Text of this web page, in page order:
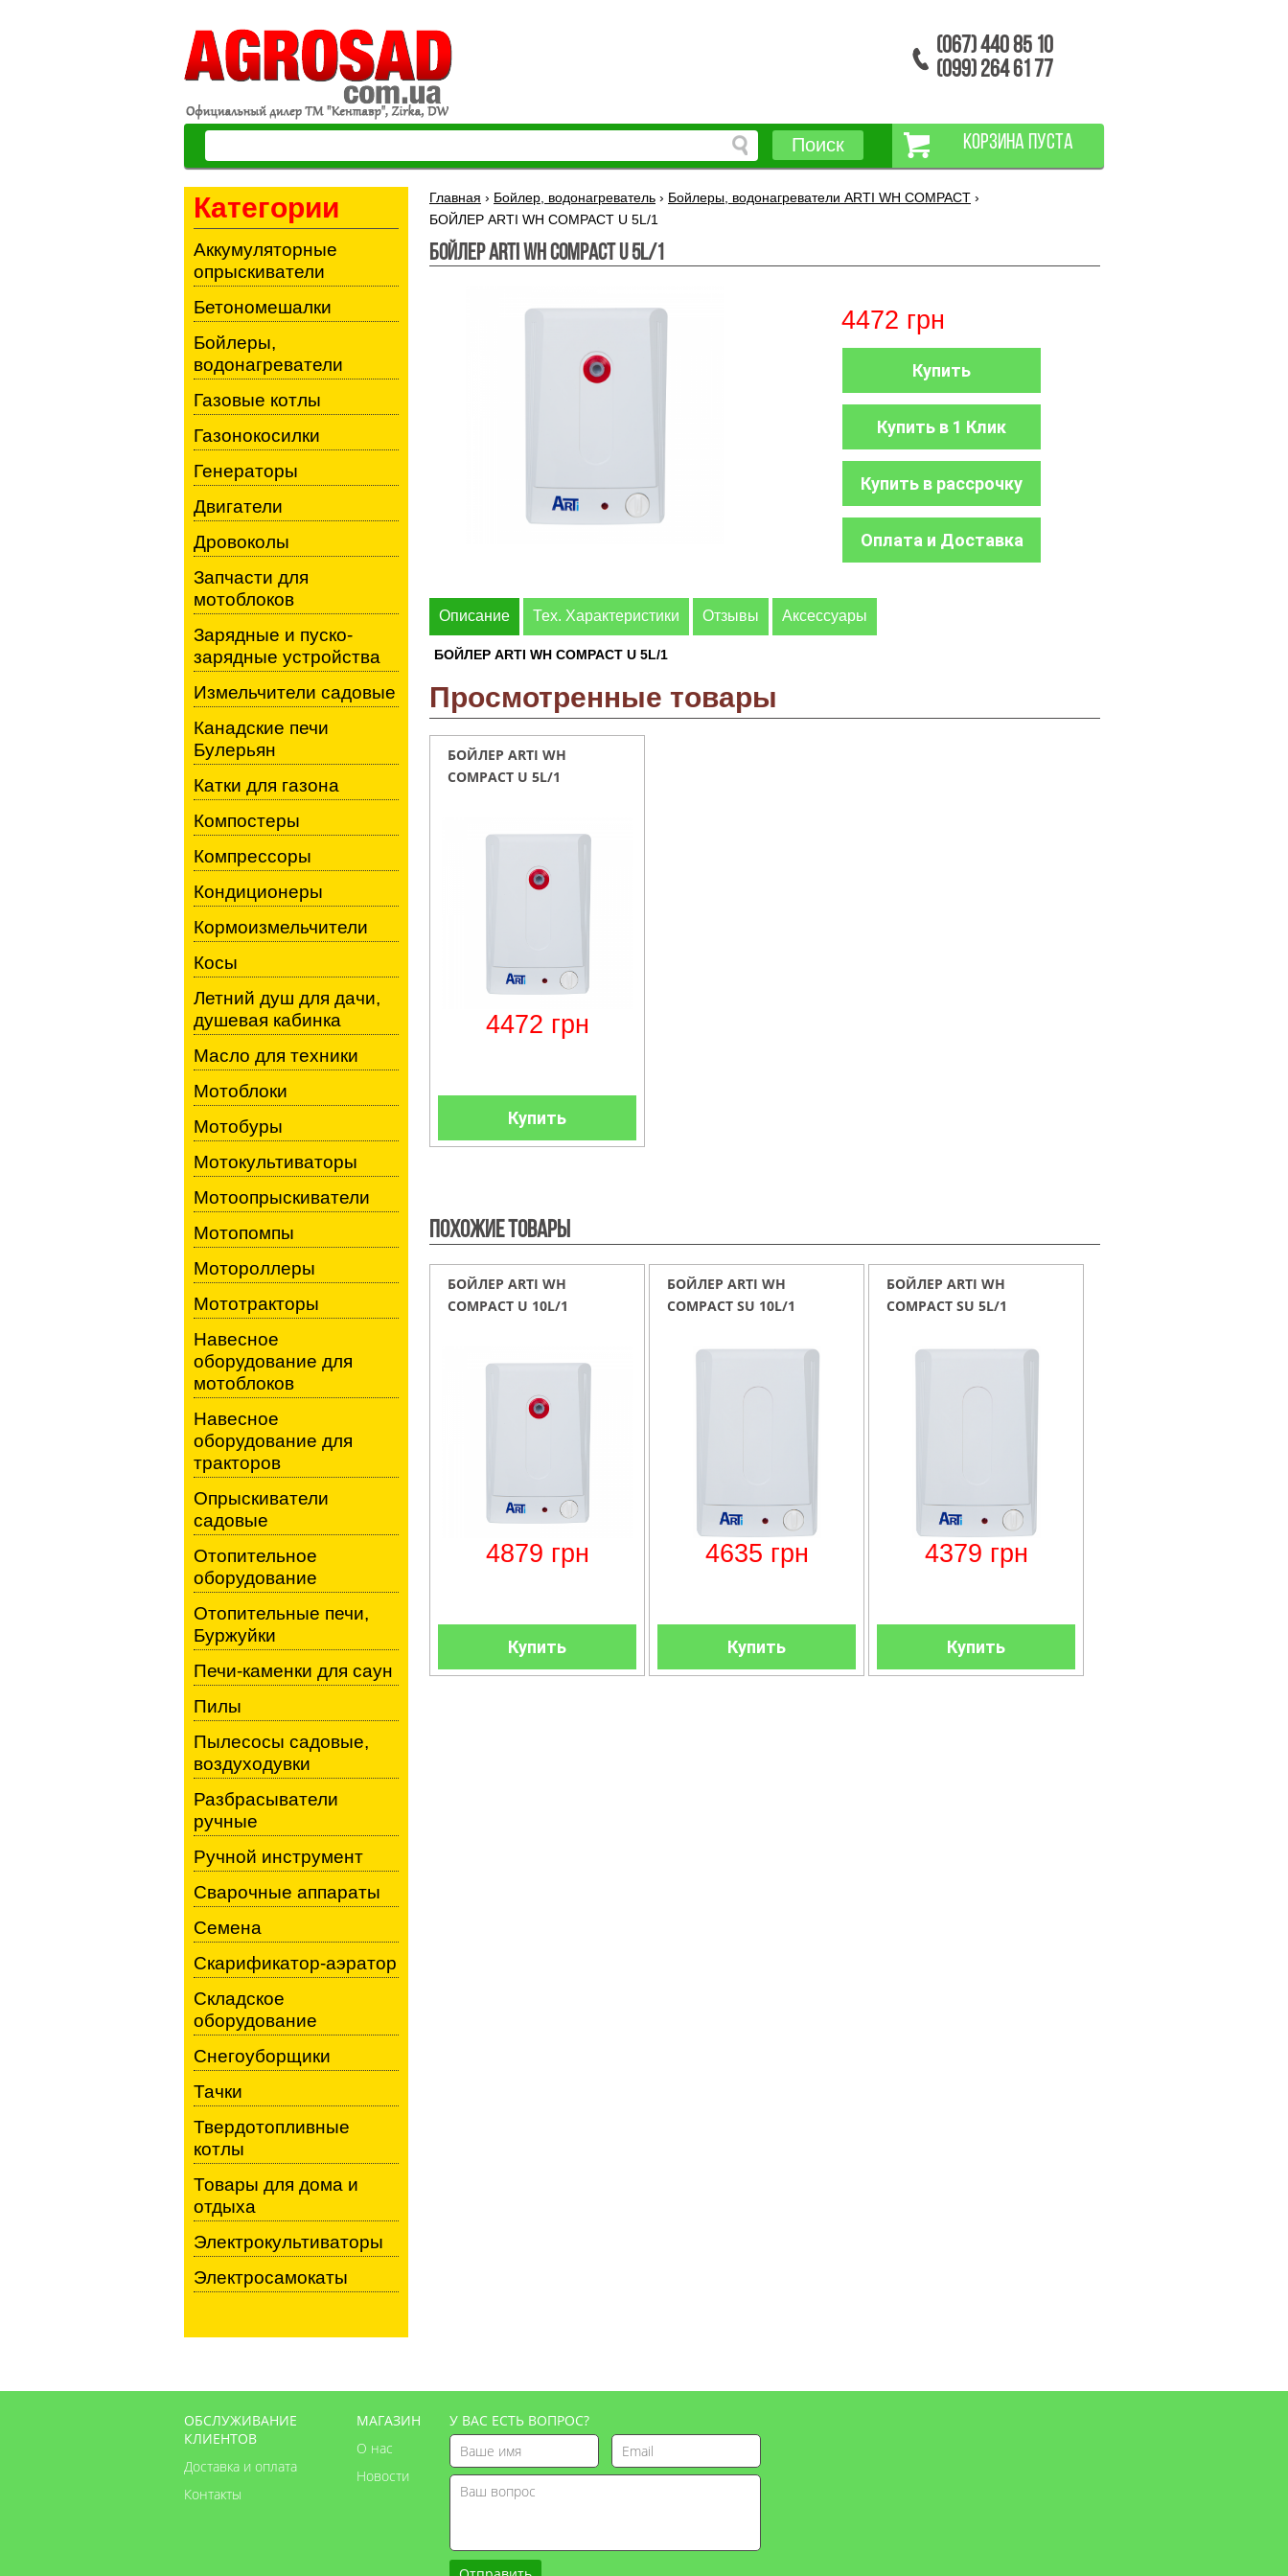
(067) 440 85 10
(099) 264 61 77
Поиск КОРЗИНА ПУСТА
Главная › Бойлер, водонагреватель › Бойлеры, водонагреватели ARTI WH COMPACT ›
БОЙЛЕР ARTI WH COMPACT U 5L/1
БОЙЛЕР ARTI WH COMPACT U 5L/1
4472 грн
Купить
Купить в 1 Клик
Купить в рассрочку
Оплата и Доставка
Описание Тех. Характеристики Отзывы Аксессуары
БОЙЛЕР ARTI WH COMPACT U 5L/1
Просмотренные товары
БОЙЛЕР ARTI WH
COMPACT U 5L/1
4472 грн
Купить
Похожие товары
БОЙЛЕР ARTI WH
COMPACT U 10L/1
4879 грн
Купить
БОЙЛЕР ARTI WH
COMPACT SU 10L/1
4635 грн
Купить
БОЙЛЕР ARTI WH
COMPACT SU 5L/1
4379 грн
Купить
Категории
Аккумуляторные
опрыскиватели
Бетономешалки
Бойлеры,
водонагреватели
Газовые котлы
Газонокосилки
Генераторы
Двигатели
Дровоколы
Запчасти для
мотоблоков
Зарядные и пуско-
зарядные устройства
Измельчители садовые
Канадские печи
Булерьян
Катки для газона
Компостеры
Компрессоры
Кондиционеры
Кормоизмельчители
Косы
Летний душ для дачи,
душевая кабинка
Масло для техники
Мотоблоки
Мотобуры
Мотокультиваторы
Мотоопрыскиватели
Мотопомпы
Мотороллеры
Мототракторы
Навесное
оборудование для
мотоблоков
Навесное
оборудование для
тракторов
Опрыскиватели
садовые
Отопительное
оборудование
Отопительные печи,
Буржуйки
Печи-каменки для саун
Пилы
Пылесосы садовые,
воздуходувки
Разбрасыватели
ручные
Ручной инструмент
Сварочные аппараты
Семена
Скарификатор-аэратор
Складское
оборудование
Снегоуборщики
Тачки
Твердотопливные
котлы
Товары для дома и
отдыха
Электрокультиваторы
Электросамокаты
ОБСЛУЖИВАНИЕ
КЛИЕНТОВ
Доставка и оплата
Контакты
МАГАЗИН
О нас
Новости
У ВАС ЕСТЬ ВОПРОС?